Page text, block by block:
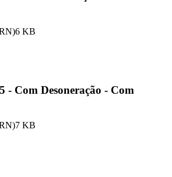
)6 KB
- Com Desoneração - Com
)7 KB